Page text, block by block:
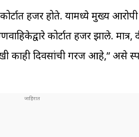
हजर होते. यामध्ये मुख्य
कोर्टात हजर झाले. मात्र,
काही दिवसांची गरज आहे,” असे